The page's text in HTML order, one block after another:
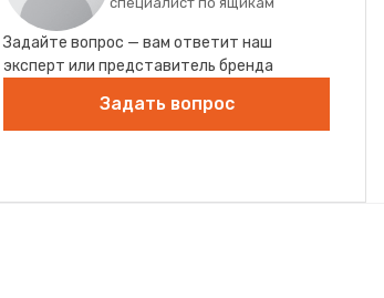
Задайте вопрос — вам ответит наш
эксперт или представитель бренда
Задать вопрос